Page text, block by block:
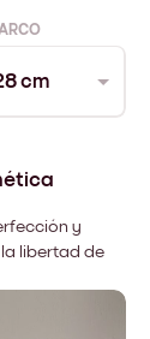
cm
y
libertad de